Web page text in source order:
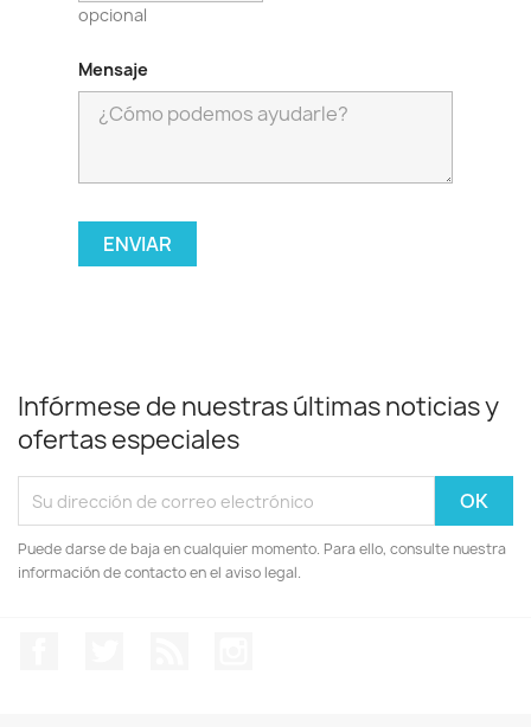
opcional
Mensaje
Infórmese de nuestras últimas noticias y
ofertas especiales
Puede darse de baja en cualquier momento. Para ello, consulte nuestra
información de contacto en el aviso legal.